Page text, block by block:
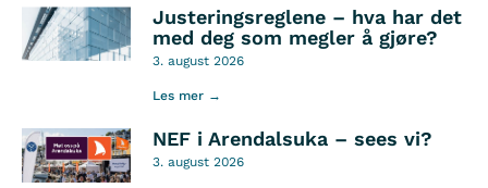
Justeringsreglene – hva har det
med deg som megler å gjøre?
3. august 2026
Les mer →
NEF i Arendalsuka – sees vi?
3. august 2026